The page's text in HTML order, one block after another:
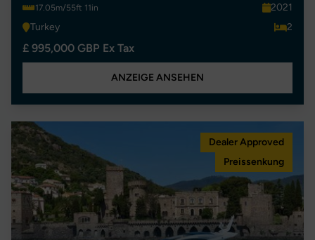
17.05m/55ft 11in
2021
Turkey
2
£ 995,000 GBP Ex Tax
ANZEIGE ANSEHEN
Dealer Approved
Preissenkung